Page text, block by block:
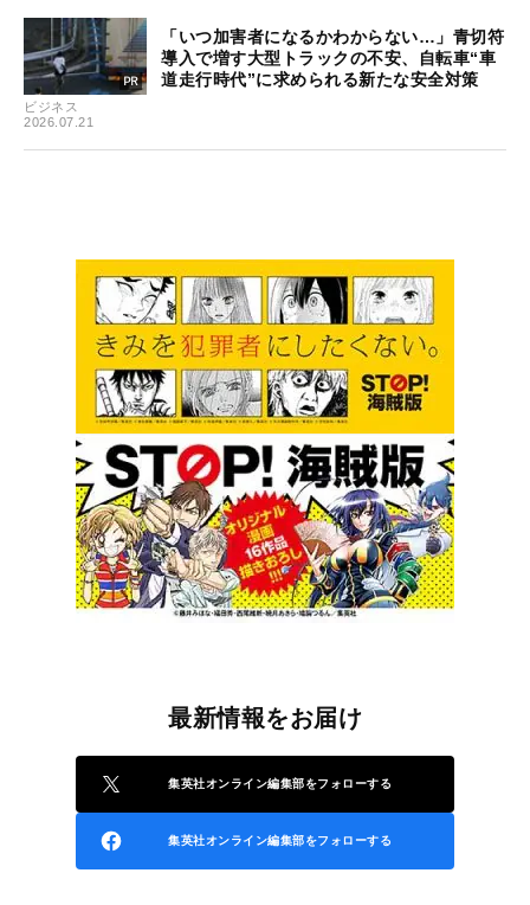
ビジネス
2026.07.21
「いつ加害者になるかわからない…」青切符
導入で増す大型トラックの不安、自転車“車
道走行時代”に求められる新たな安全対策
最新情報をお届け
集英社オンライン編集部をフォローする
集英社オンライン編集部をフォローする